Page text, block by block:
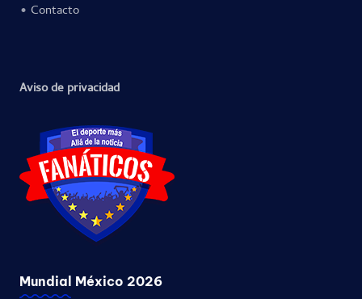
• Contacto
Aviso de privacidad
Mundial México 2026